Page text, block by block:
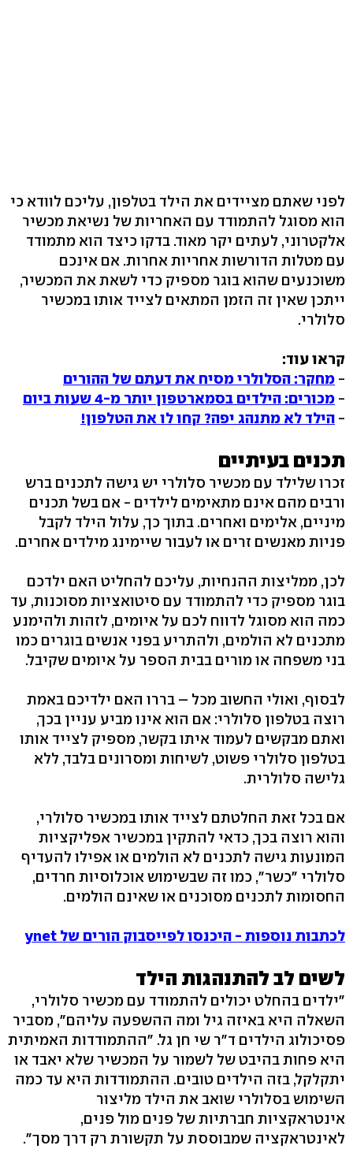
לפני שאתם מציידים את הילד בטלפון, עליכם לוודא כי
הוא מסוגל להתמודד עם האחריות של נשיאת מכשיר
אלקטרוני, לעתים יקר מאוד. בדקו כיצד הוא מתמודד
עם מטלות הדורשות אחריות אחרות. אם אינכם
משוכנעים שהוא בוגר מספיק כדי לשאת את המכשיר,
ייתכן שאין זה הזמן המתאים לצייד אותו במכשיר
סלולרי.
קראו עוד:
- מחקר: הסלולרי מסיח את דעתם של ההורים
- מכורים: הילדים בסמארטפון יותר מ-4 שעות ביום
- הילד לא מתנהג יפה? קחו לו את הטלפון!
תכנים בעיתיים
זכרו שלילד עם מכשיר סלולרי יש גישה לתכנים ברש
ורבים מהם אינם מתאימים לילדים - אם בשל תכנים
מיניים, אלימים ואחרים. בתוך כך, עלול הילד לקבל
פניות מאנשים זרים או לעבור שיימינג מילדים אחרים.
לכן, ממליצות ההנחיות, עליכם להחליט האם ילדכם
בוגר מספיק כדי להתמודד עם סיטואציות מסוכנות, עד
כמה הוא מסוגל לדווח לכם על איומים, לזהות ולהימנע
מתכנים לא הולמים, ולהתריע בפני אנשים בוגרים כמו
בני משפחה או מורים בבית הספר על איומים שקיבל.
לבסוף, ואולי החשוב מכל – בררו האם ילדיכם באמת
רוצה בטלפון סלולרי: אם הוא אינו מביע עניין בכך,
ואתם מבקשים לעמוד איתו בקשר, מספיק לצייד אותו
בטלפון סלולרי פשוט, לשיחות ומסרונים בלבד, ללא
גלישה סלולרית.
אם בכל זאת החלטתם לצייד אותו במכשיר סלולרי,
והוא רוצה בכך, כדאי להתקין במכשיר אפליקציות
המונעות גישה לתכנים לא הולמים או אפילו להעדיף
סלולרי "כשר", כמו זה שבשימוש אוכלוסיות חרדים,
החסומות לתכנים מסוכנים או שאינם הולמים.
לכתבות נוספות - היכנסו לפייסבוק הורים של ynet
לשים לב להתנהגות הילד
"ילדים בהחלט יכולים להתמודד עם מכשיר סלולרי,
השאלה היא באיזה גיל ומה ההשפעה עליהם", מסביר
פסיכולוג הילדים ד"ר שי חן גל. "ההתמודדות האמיתית
היא פחות בהיבט של לשמור על המכשיר שלא יאבד או
יתקלקל, בזה הילדים טובים. ההתמודדות היא עד כמה
השימוש בסלולרי שואב את הילד מליצור
אינטראקציות חברתיות של פנים מול פנים,
לאינטראקציה שמבוססת על תקשורת רק דרך מסך".